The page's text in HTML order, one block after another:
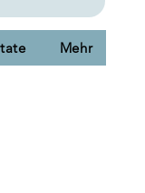
Mehr